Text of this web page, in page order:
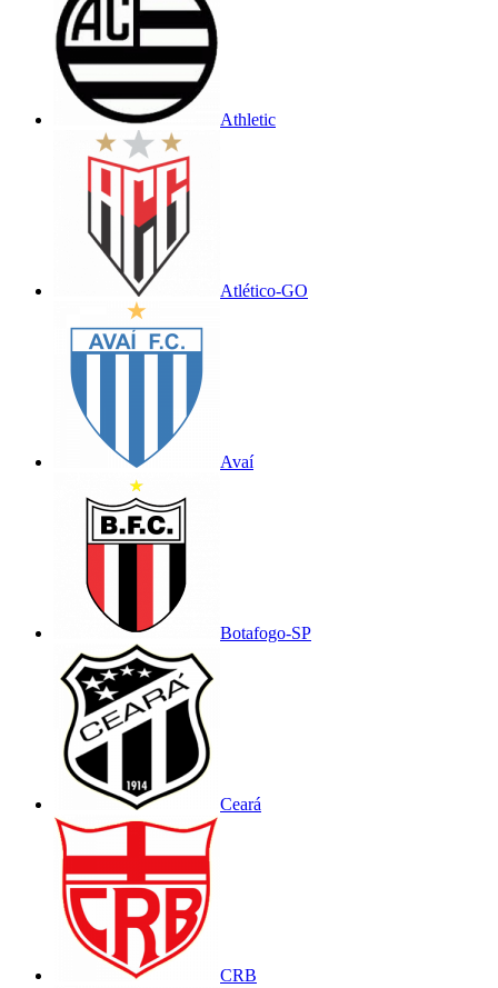
Athletic
Atlético-GO
Avaí
Botafogo-SP
Ceará
CRB